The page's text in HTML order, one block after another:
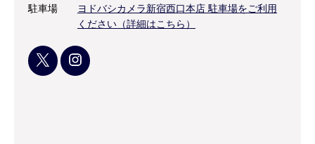
駐車場
ヨドバシカメラ新宿西口本店 駐車場をご利用
ください（詳細はこちら）